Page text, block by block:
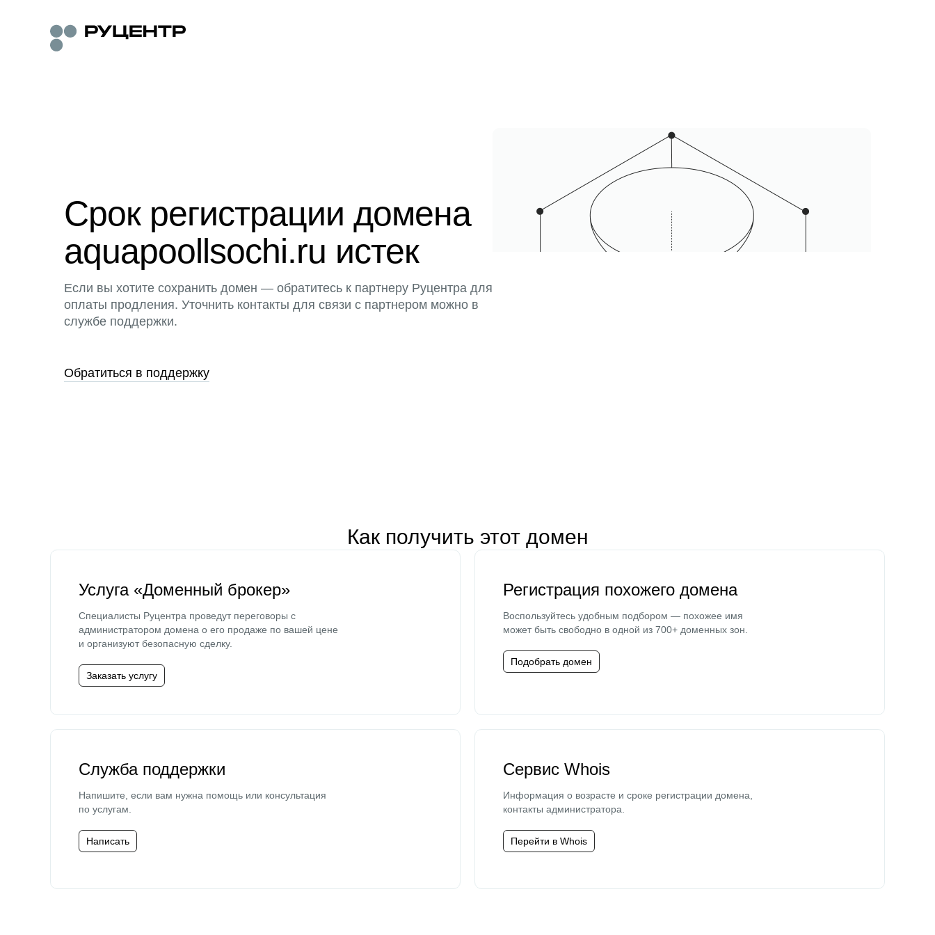
Срок регистрации домена
aquapoollsochi.ru истек
Если вы хотите сохранить домен — обратитесь к партнеру Руцентра для
оплаты продления. Уточнить контакты для связи с партнером можно в
службе поддержки.
Обратиться в поддержку
Как получить этот домен
Услуга «Доменный брокер»
Специалисты Руцентра проведут переговоры с
администратором домена о его продаже по вашей цене
и организуют безопасную сделку.
Заказать услугу
Регистрация похожего домена
Воспользуйтесь удобным подбором — похожее имя
может быть свободно в одной из 700+ доменных зон.
Подобрать домен
Служба поддержки
Напишите, если вам нужна помощь или консультация
по услугам.
Написать
Сервис Whois
Информация о возрасте и сроке регистрации домена,
контакты администратора.
Перейти в Whois